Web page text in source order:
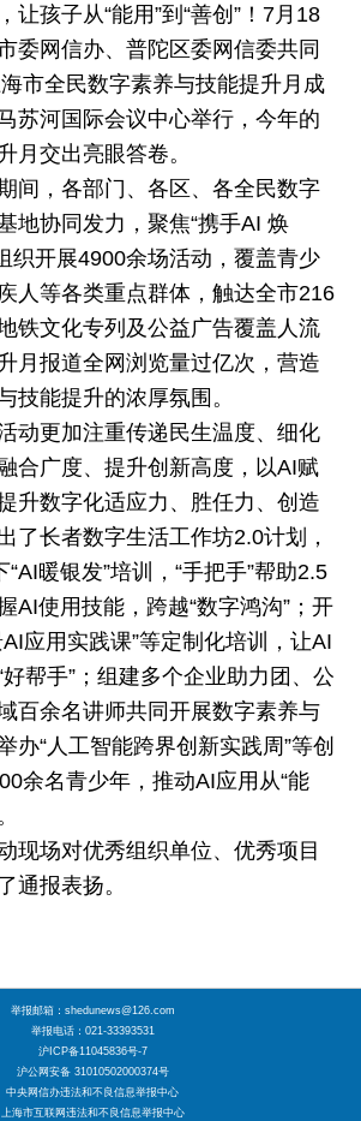
让孩子从“能用”到“善创”！ 7月18
委网信办、普陀区委网信委共同
市全民数字素养与技能提升月成
苏河国际会议中心举行，今年的
月交出亮眼答卷。
间，各部门、各区、各全民数字
地协同发力，聚焦“携手AI 焕
织开展4900余场活动，覆盖青少
人等各类重点群体，触达全市216
铁文化专列及公益广告覆盖人流
月报道全网浏览量过亿次，营造
技能提升的浓厚氛围。
动更加注重传递民生温度、细化
合广度、提升创新高度，以AI赋
升数字化适应力、胜任力、创造
了长者数字生活工作坊2.0计划，
暖银发”培训，“手把手”帮助2.5
AI使用技能，跨越“数字鸿沟”；开
应用实践课”等定制化培训，让AI
帮手”；组建多个企业助力团、公
百余名讲师共同开展数字素养与
办“人工智能跨界创新实践周”等创
余名青少年，推动AI应用从“能
现场对优秀组织单位、优秀项目
通报表扬。
举报邮箱：shedunews@126.com
举报电话：021-33393531
沪ICP备11045836号-7
沪公网安备 31010502000374号
中央网信办违法和不良信息举报中心
上海市互联网违法和不良信息举报中心